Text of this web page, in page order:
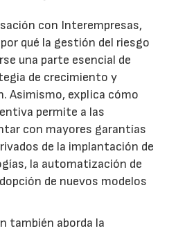
con Interempresas,
qué la gestión del riesgo
una parte esencial de
de crecimiento y
Asimismo, explica cómo
permite a las
con mayores garantías
de la implantación de
la automatización de
de nuevos modelos
también aborda la